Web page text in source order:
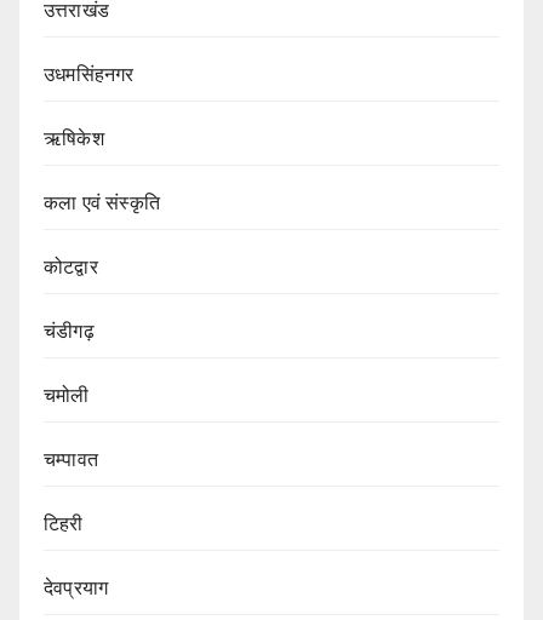
उत्तराखंड
उधमसिंहनगर
ऋषिकेश
कला एवं संस्कृति
कोटद्वार
चंडीगढ़
चमोली
चम्पावत
टिहरी
देवप्रयाग